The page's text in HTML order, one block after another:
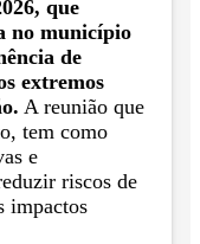
que
no município
de
extremos
A reunião que
tem como
e
riscos de
impactos